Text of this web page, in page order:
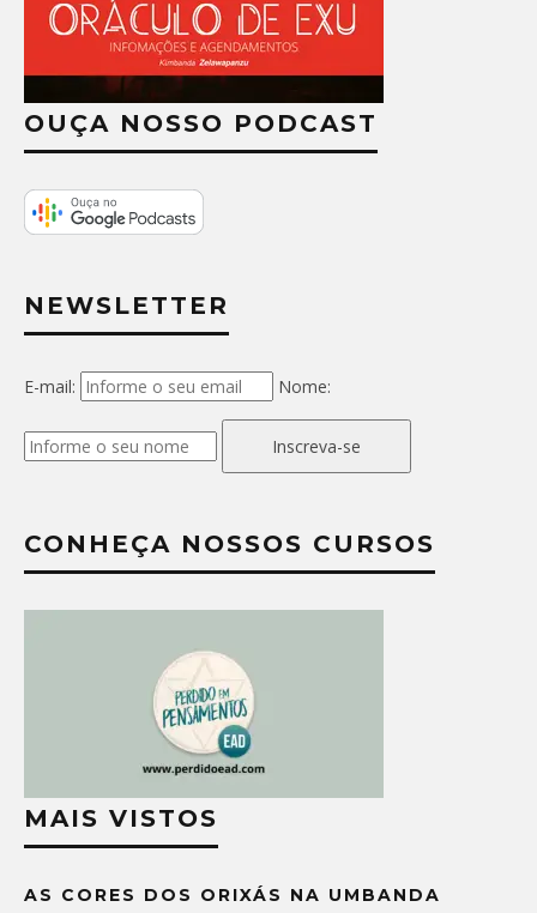
OUÇA NOSSO PODCAST
NEWSLETTER
E-mail: Nome:
Inscreva-se
CONHEÇA NOSSOS CURSOS
MAIS VISTOS
AS CORES DOS ORIXÁS NA UMBANDA